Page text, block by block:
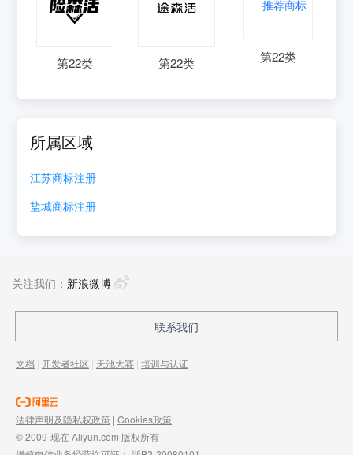
第22类 第22类 第22类
所属区域
江苏商标注册
盐城商标注册